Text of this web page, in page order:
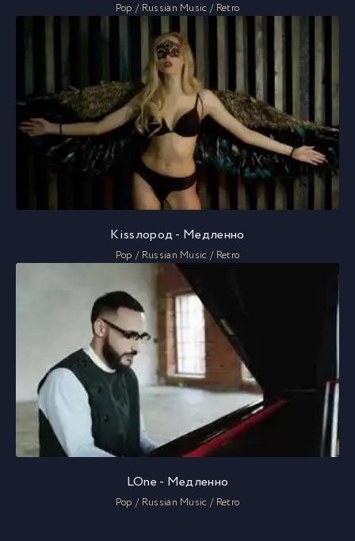
Pop / Russian Music / Retro
Kissлород - Медленно
Pop / Russian Music / Retro
LOne - Медленно
Pop / Russian Music / Retro